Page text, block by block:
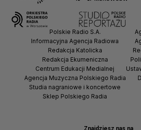
Znajdziesz nas na
Polskie Radio S.A.
Informacyjna Agencja Radiowa
Redakcja Katolicka
Redakcja Ekumeniczna
Centrum Edukacji Medialnej
Agencja Muzyczna Polskiego Radia
Studia nagraniowe i koncertowe
Sklep Polskiego Radia